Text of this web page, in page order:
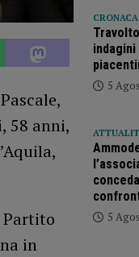
58 anni,
Partito
in
5
5